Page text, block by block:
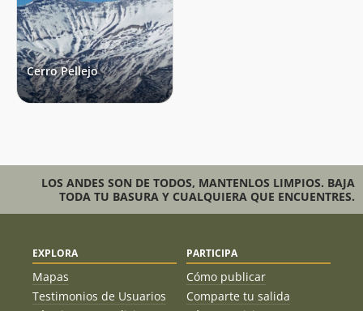
Cerro Pellejo
LOS ANDES SON DE TODOS, MANTENLOS LIMPIOS. BAJA
TODA TU BASURA Y CUALQUIERA QUE ENCUENTRES.
EXPLORA
Mapas
Testimonios de Usuarios
PARTICIPA
Cómo publicar
Comparte tu salida